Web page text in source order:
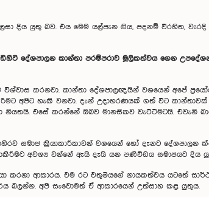
දිය යුතු බව. එය මෙම යල්පැන ගිය, පදනම් විරහිත, වැරදි
දේශපාලන කාන්තා පරම්පරාව මූලිකත්වය ගෙන උපදේශන
කරනවා. කාන්තා දේශපාලඥයින් වශයෙන් අපේ
අපිට හැකි වනවා. දැන් උදාහරණයක් ගත් විට
එසේ කරන්නේ ඔබව මානසිකව වැට්ටීමටයි. එවැනි
සමාජ ක්‍රියාකාරීකාවන් වශයෙන් හෝ දැනට දේශපාලන
අවශ්‍ය වන්නේ ඇයි දැයි යන පණිවිඩය සමාජයට දිය
ආකාරය. එම රට එතුමියගේ නායකත්වය යටතේ
බලන්න. අපි සැවොමත් ඒ ආකාරයෙන් උත්සාහ කළ යුතුය.